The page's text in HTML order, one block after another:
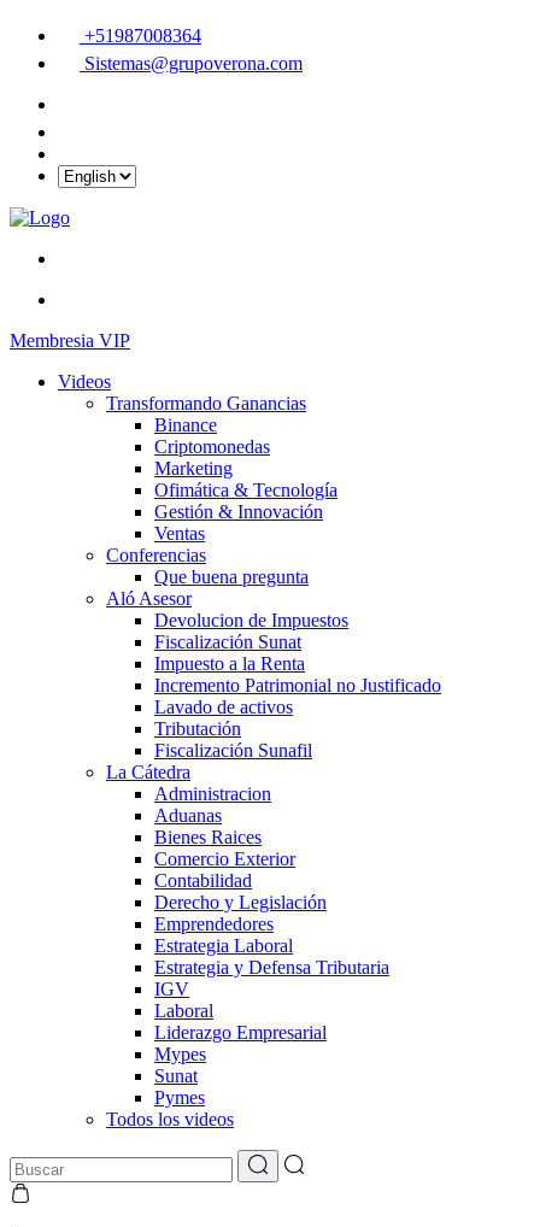
+51987008364
Sistemas@grupoverona.com
Membresia VIP
Videos
Transformando Ganancias
Binance
Criptomonedas
Marketing
Ofimática & Tecnología
Gestión & Innovación
Ventas
Conferencias
Que buena pregunta
Aló Asesor
Devolucion de Impuestos
Fiscalización Sunat
Impuesto a la Renta
Incremento Patrimonial no Justificado
Lavado de activos
Tributación
Fiscalización Sunafil
La Cátedra
Administracion
Aduanas
Bienes Raices
Comercio Exterior
Contabilidad
Derecho y Legislación
Emprendedores
Estrategia Laboral
Estrategia y Defensa Tributaria
IGV
Laboral
Liderazgo Empresarial
Mypes
Sunat
Pymes
Todos los videos